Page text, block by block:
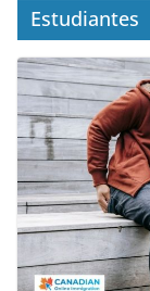
Estudiantes